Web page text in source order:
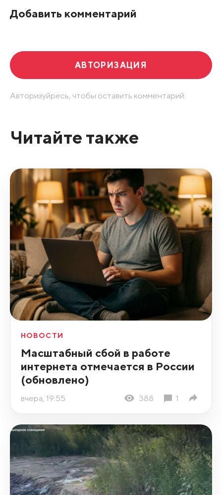
Добавить комментарий
АВТОРИЗАЦИЯ
Авторизуйресь, чтобы оставить комментарий.
Читайте также
НОВОСТИ
Масштабный сбой в работе
интернета отмечается в России
(обновлено)
вчера, 19:55 388 1